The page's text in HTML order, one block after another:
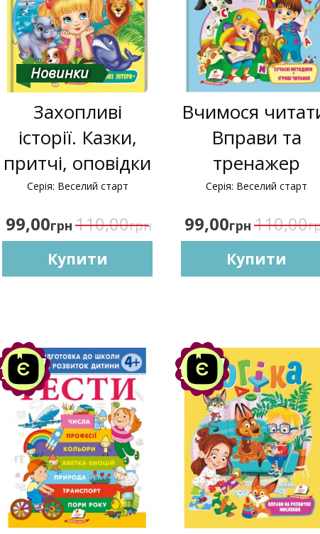
Новинки
Захопливі
історії. Казки,
притчі, оповідки
Серія: Веселий старт
99,00грн 110,00грн
Купити
Вчимося
Вправи та
тренажер
Серія: Веселий старт
99,00грн 110,00
Купити
Акція
-10%
Акція
-10%